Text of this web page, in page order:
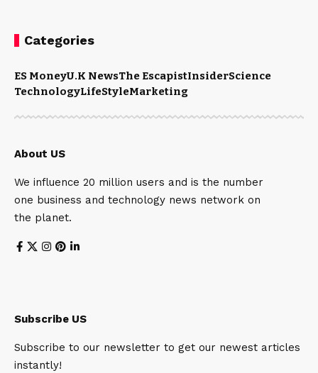
Categories
ES MoneyU.K NewsThe EscapistInsiderScience
TechnologyLifeStyleMarketing
About US
We influence 20 million users and is the number
one business and technology news network on
the planet.
Subscribe US
Subscribe to our newsletter to get our newest articles
instantly!